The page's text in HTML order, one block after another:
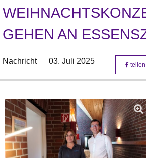
GEHEN AN
Nachricht 03. Juli 2025 teilen